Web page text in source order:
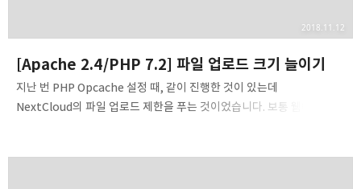
[Apache 2.4/PHP 7.2] 파일 업로드 크기 늘이기
2018.11.12
지난 번 PHP Opcache 설정 때, 같이 진행한 것이 있는데
NextCloud의 파일 업로드 제한을 푸는 것이었습니다. 보통 웹에서